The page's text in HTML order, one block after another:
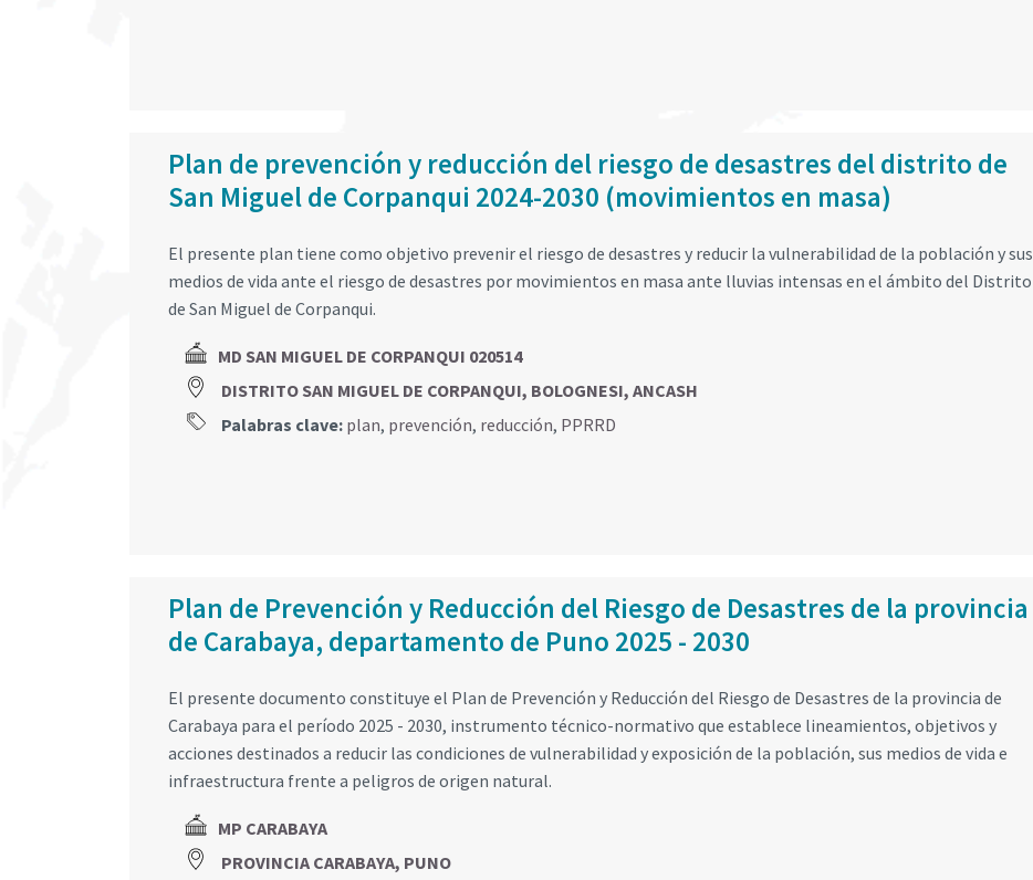
Plan de prevención y reducción del riesgo de desastres del distrito de
San Miguel de Corpanqui 2024-2030 (movimientos en masa)
El presente plan tiene como objetivo prevenir el riesgo de desastres y reducir la vulnerabilidad de la población y sus
medios de vida ante el riesgo de desastres por movimientos en masa ante lluvias intensas en el ámbito del Distrito
de San Miguel de Corpanqui.
MD SAN MIGUEL DE CORPANQUI 020514
DISTRITO SAN MIGUEL DE CORPANQUI, BOLOGNESI, ANCASH
Palabras clave: plan, prevención, reducción, PPRRD
Plan de Prevención y Reducción del Riesgo de Desastres de la provincia
de Carabaya, departamento de Puno 2025 - 2030
El presente documento constituye el Plan de Prevención y Reducción del Riesgo de Desastres de la provincia de
Carabaya para el período 2025 - 2030, instrumento técnico-normativo que establece lineamientos, objetivos y
acciones destinados a reducir las condiciones de vulnerabilidad y exposición de la población, sus medios de vida e
infraestructura frente a peligros de origen natural.
MP CARABAYA
PROVINCIA CARABAYA, PUNO